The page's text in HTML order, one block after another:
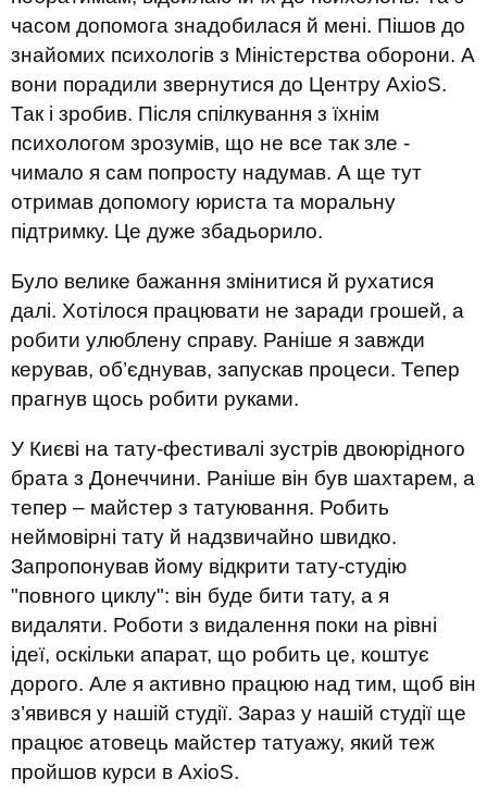
часом допомога знадобилася й мені. Пішов до
знайомих психологів з Міністерства оборони. А
вони порадили звернутися до Центру AxioS.
Так і зробив. Після спілкування з їхнім
психологом зрозумів, що не все так зле -
чимало я сам попросту надумав. А ще тут
отримав допомогу юриста та моральну
підтримку. Це дуже збадьорило.
Було велике бажання змінитися й рухатися
далі. Хотілося працювати не заради грошей, а
робити улюблену справу. Раніше я завжди
керував, об’єднував, запускав процеси. Тепер
прагнув щось робити руками.
У Києві на тату-фестивалі зустрів двоюрідного
брата з Донеччини. Раніше він був шахтарем, а
тепер – майстер з татуювання. Робить
неймовірні тату й надзвичайно швидко.
Запропонував йому відкрити тату-студію
"повного циклу": він буде бити тату, а я
видаляти. Роботи з видалення поки на рівні
ідеї, оскільки апарат, що робить це, коштує
дорого. Але я активно працюю над тим, щоб він
з’явився у нашій студії. Зараз у нашій студії ще
працює атовець майстер татуажу, який теж
пройшов курси в AxioS.